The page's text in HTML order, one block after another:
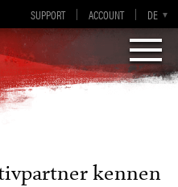
SUPPORT ACCOUNT DE
EN
ES
FR
EN-GB
Eternity„
2
kennen